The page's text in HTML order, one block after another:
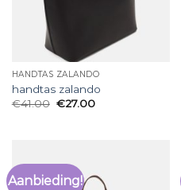
HANDTAS ZALANDO
handtas zalando
€41.00 €27.00
Aanbieding!